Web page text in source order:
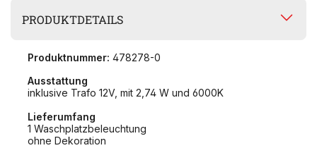
PRODUKTDETAILS
Produktnummer: 478278-0
Ausstattung
inklusive Trafo 12V, mit 2,74 W und 6000K
Lieferumfang
1 Waschplatzbeleuchtung
ohne Dekoration